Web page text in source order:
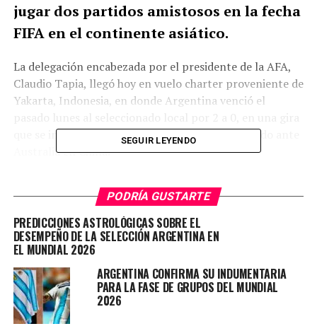
jugar dos partidos amistosos en la fecha
FIFA en el continente asiático.
La delegación encabezada por el presidente de la AFA,
Claudio Tapia, llegó hoy en vuelo charter proveniente de
Yakarta, Indonesia, en donde Argentina venció el
que se inició con la victoria por el mismo resultado ante
Australia en China.
Leandro Paredes, Nahuel Molina, Exequiel Palacios,
Giovani Lo Celso, Alexis Mac Allister y Nicolás González,
quienes viajaron en el charter junto a Scaloni y el resto
de la delegación.
Los otros jugadores citados por el entrenador
regresaron a Europa o se quedaron en otros destinos
para comenzar sus vacaciones.
SEGUIR LEYENDO
PODRÍA GUSTARTE
PREDICCIONES ASTROLÓGICAS SOBRE EL
DESEMPEÑO DE LA SELECCIÓN ARGENTINA EN
EL MUNDIAL 2026
ARGENTINA CONFIRMA SU INDUMENTARIA
PARA LA FASE DE GRUPOS DEL MUNDIAL
2026